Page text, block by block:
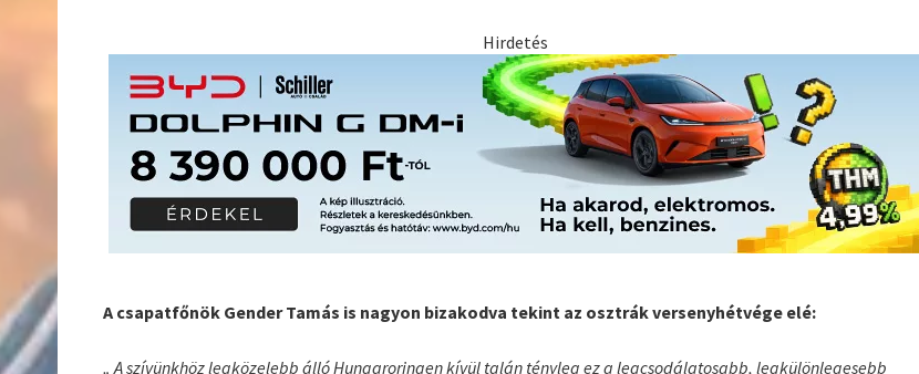
Hirdetés
A csapatfőnök Gender Tamás is nagyon bizakodva tekint az osztrák versenyhétvége elé:
„ A szívünkhöz legközelebb álló Hungaroringen kívül talán tényleg ez a legcsodálatosabb, legkülönlegesebb